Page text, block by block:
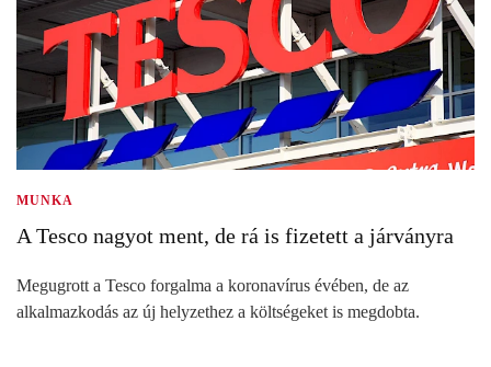
MUNKA
A Tesco nagyot ment, de rá is fizetett a járványra
Megugrott a Tesco forgalma a koronavírus évében, de az
alkalmazkodás az új helyzethez a költségeket is megdobta.